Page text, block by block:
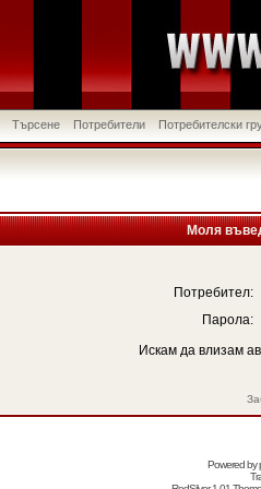
Търсене Потребители Потребителски
Моля
Потребител:
Парола:
Искам да влизам
Powered by